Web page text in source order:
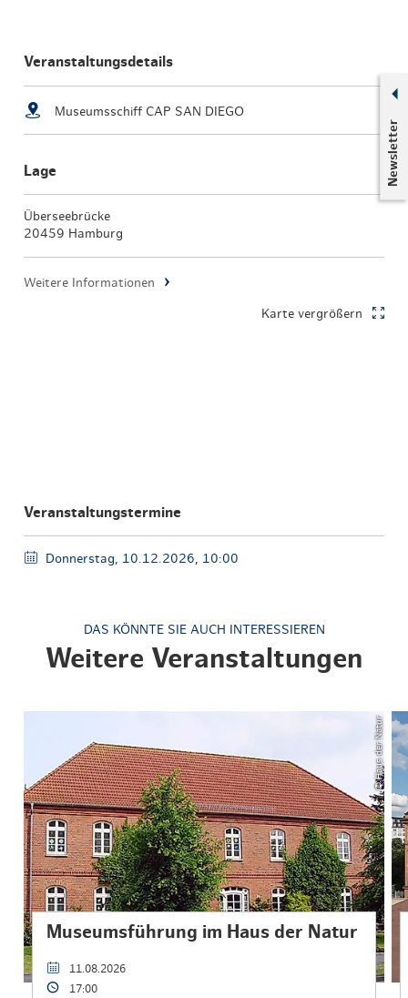
Newsletter
Veranstaltungsdetails
Museumsschiff CAP SAN DIEGO
Lage
Überseebrücke
20459 Hamburg
Weitere Informationen
Karte vergrößern
Veranstaltungstermine
Donnerstag, 10.12.2026, 10:00
DAS KÖNNTE SIE AUCH INTERESSIEREN
Weitere Veranstaltungen
© Haus der Natur
Museumsführung im Haus der Natur
11.08.2026
17:00